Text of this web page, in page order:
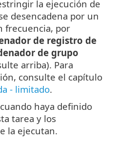
la ejecución de
desencadena por un
frecuencia, por
de registro de
de grupo
arriba). Para
consulte el capítulo
- limitado.
cuando haya definido
tarea y los
la ejecutan.